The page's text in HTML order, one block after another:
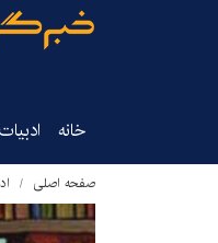
خانه ادبیات
صفحه اصلی